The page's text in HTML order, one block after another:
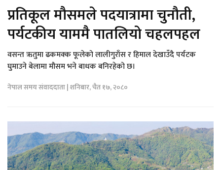
प्रतिकूल मौसमले पदयात्रामा चुनौती,
पर्यटकीय याममै पातलियो चहलपहल
वसन्त ऋतुमा ढकमक्क फूलेको लालीगुराँस र हिमाल देखाउँदै पर्यटक
घुमाउने बेलामा मौसम भने बाधक बनिरहेको छ।
नेपाल समय संवाददाता | शनिबार, चैत १७, २०८०